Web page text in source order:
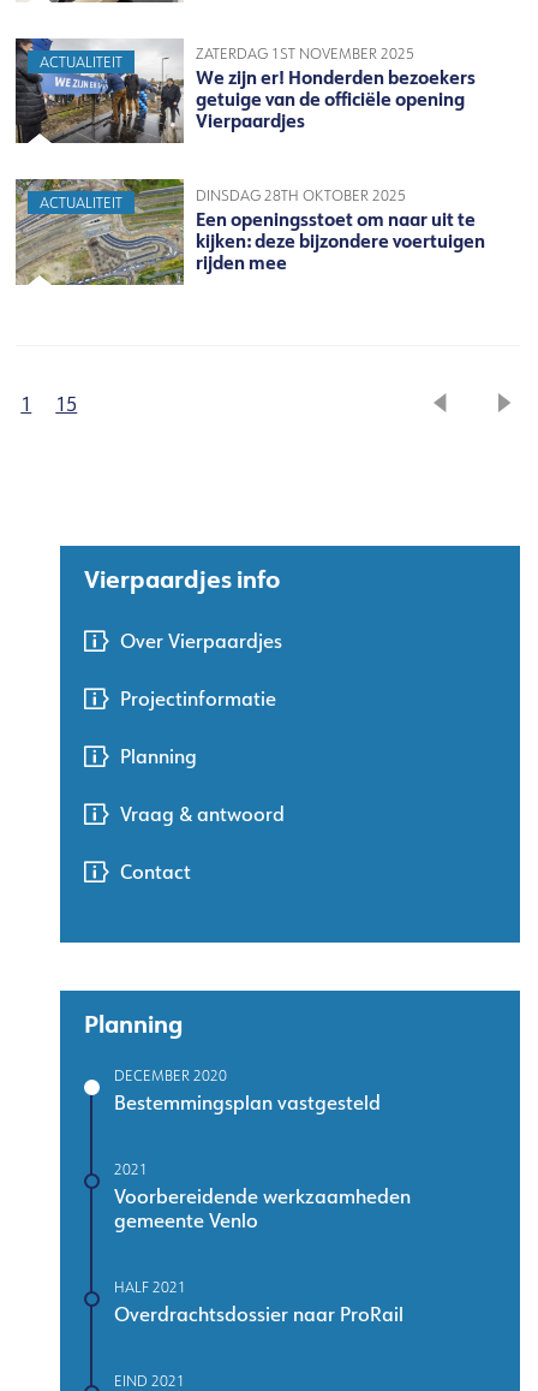
ACTUALITEIT ZATERDAG 1ST NOVEMBER 2025
We zijn er! Honderden bezoekers
getuige van de officiële opening
Vierpaardjes
ACTUALITEIT DINSDAG 28TH OKTOBER 2025
Een openingsstoet om naar uit te
kijken: deze bijzondere voertuigen
rijden mee
1 15
Vierpaardjes info
Over Vierpaardjes
Projectinformatie
Planning
Vraag & antwoord
Contact
Planning
DECEMBER 2020
Bestemmingsplan vastgesteld
2021
Voorbereidende werkzaamheden
gemeente Venlo
HALF 2021
Overdrachtsdossier naar ProRail
EIND 2021